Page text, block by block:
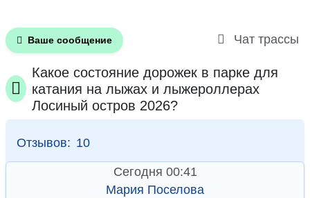
Ваше сообщение Чат трассы
Какое состояние дорожек в парке для
катания на лыжах и лыжероллерах
Лосиный остров 2026?
Отзывов: 10
Сегодня 00:41
Мария Поселова